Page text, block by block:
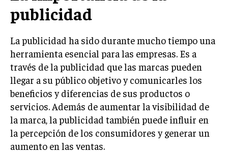
LIFESTYLE
MARKETING
ESTRATEGIAS DE MARKETING
AGENCIAS DE MARKETING
AGENCIAS DE POSICIONAMIENTO WEB SEO
VENTA DE ENLACES
MARKETING DIGITAL
PUBLICIDAD
publicidad
La publicidad ha sido durante mucho tiempo una
herramienta esencial para las empresas. Es a
través de la publicidad que las marcas pueden
llegar a su público objetivo y comunicarles los
beneficios y diferencias de sus productos o
servicios. Además de aumentar la visibilidad de
la marca, la publicidad también puede influir en
la percepción de los consumidores y generar un
aumento en las ventas.